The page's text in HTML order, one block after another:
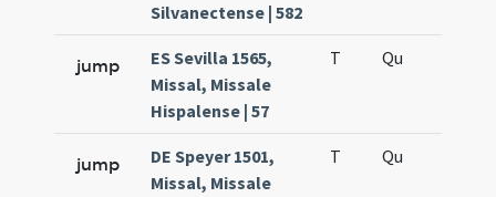
Silvanectense | 582
jump
ES Sevilla 1565,
Missal, Missale
Hispalense | 57
T Qu
jump
DE Speyer 1501,
Missal, Missale
T Qu